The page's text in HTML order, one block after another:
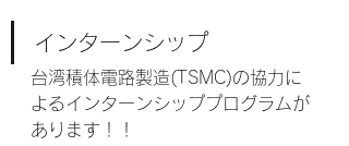
インターンシップ
台湾積体電路製造(TSMC)の協力に
よるインターンシッププログラムが
あります！！